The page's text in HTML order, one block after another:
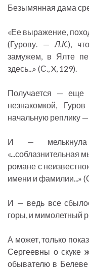
Безымянная дама
«Ее выражение,
(Гурову. —Л.К.),
замужем, в Ялте
здесь...» (С., X, 129).
Получается — еще
незнакомкой,
начальную реплику —
И —
«...соблазнительная
романе с
имени и фамилии...»
И — ведь все
горы, и мимолетный
А может, только
Сергеевны о скуке
обывателю в